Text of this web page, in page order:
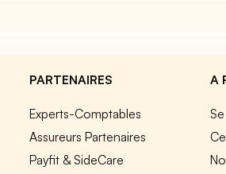
PARTENAIRES
Experts-Comptables
Assureurs Partenaires
Payfit & SideCare
A